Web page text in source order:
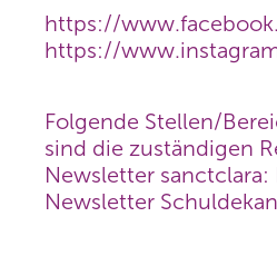
https://
https://
Folgende Stellen/
sind die zuständigen
Newsletter
Newsletter